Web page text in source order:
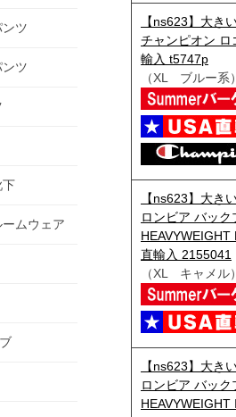
ツ
ツ
下
ムウェア
【ns623】大き
チャンピオン ロ
輸入 t5747p
（XL ブルー系
【ns623】大き
ロンビア バッ
HEAVYWEIGHT
直輸入 2155041
（XL キャメル
【ns623】大き
ロンビア バッ